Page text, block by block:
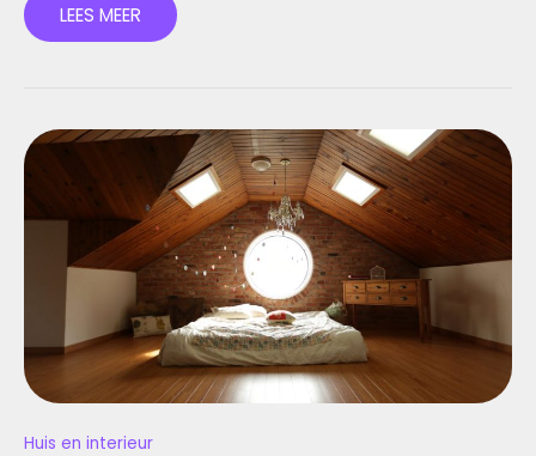
LEES MEER
Huis en interieur
WAAROM
MEUBELS
MEER
VAN
DEZE
TIJD
IS